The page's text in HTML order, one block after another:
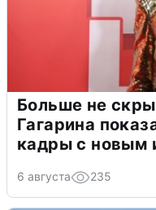
Больше не
Гагарина
кадры с новым
6 августа 235